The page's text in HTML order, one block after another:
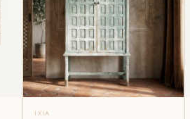
IXIA